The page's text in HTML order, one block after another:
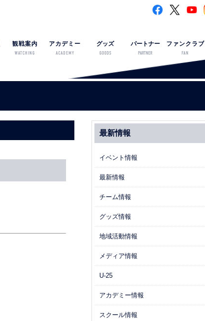
観戦案内
WATCHING
アカデミー
ACADEMY
グッズ
GOODS
パートナー
PARTNER
ファンクラブ
FAN
最新情報
イベント情報
最新情報
チーム情報
グッズ情報
地域活動情報
メディア情報
U-25
アカデミー情報
スクール情報